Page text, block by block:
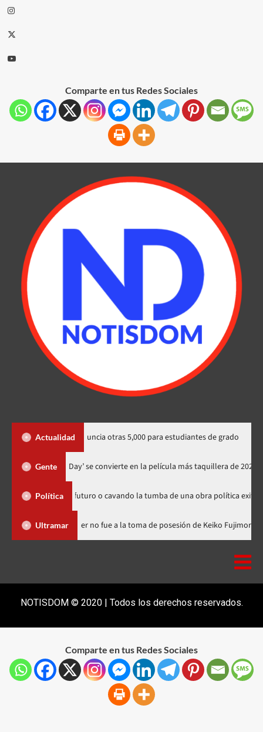
Comparte en tus Redes Sociales
Actualidad
y anuncia otras 5,000 para estudiantes de grado
Gente
‘Spider-Man: Brand New Day’ se convierte en la película más
Política
futuro o cavando la tumba de una obra política exitosa”
Ultramar Luis Abinader no fue a la toma de posesión de
NOTISDOM © 2020 | Todos los derechos reservados.
Comparte en tus Redes Sociales